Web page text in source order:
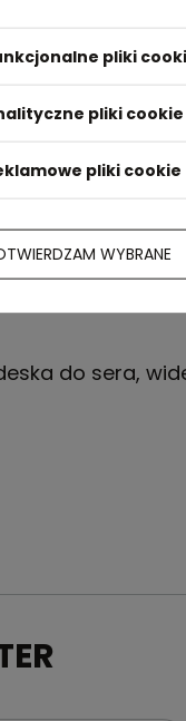
x 26,5 cm
do sera,
pliki
pliki cookie
pliki cookie
WYBRANE